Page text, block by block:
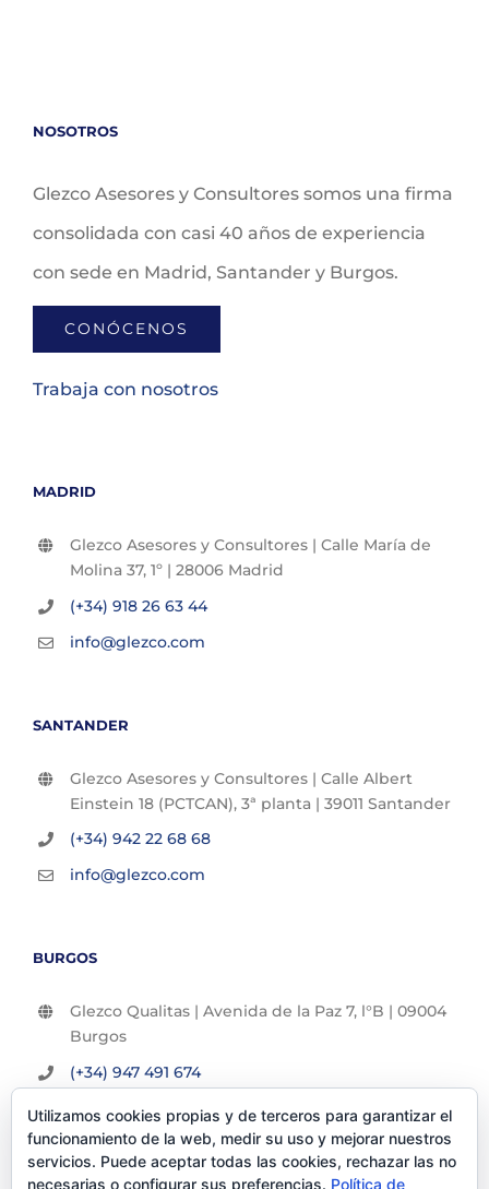
NOSOTROS
Glezco Asesores y Consultores somos una firma
consolidada con casi 40 años de experiencia
con sede en Madrid, Santander y Burgos.
CONÓCENOS
Trabaja con nosotros
MADRID
Glezco Asesores y Consultores | Calle María de
Molina 37, 1º | 28006 Madrid
(+34) 918 26 63 44
info@glezco.com
SANTANDER
Glezco Asesores y Consultores | Calle Albert
Einstein 18 (PCTCAN), 3ª planta | 39011 Santander
(+34) 942 22 68 68
info@glezco.com
BURGOS
Glezco Qualitas | Avenida de la Paz 7, l°B | 09004
Burgos
(+34) 947 491 674
info@glezco.com
Utilizamos cookies propias y de terceros para garantizar el
funcionamiento de la web, medir su uso y mejorar nuestros
servicios. Puede aceptar todas las cookies, rechazar las no
necesarias o configurar sus preferencias. Política de